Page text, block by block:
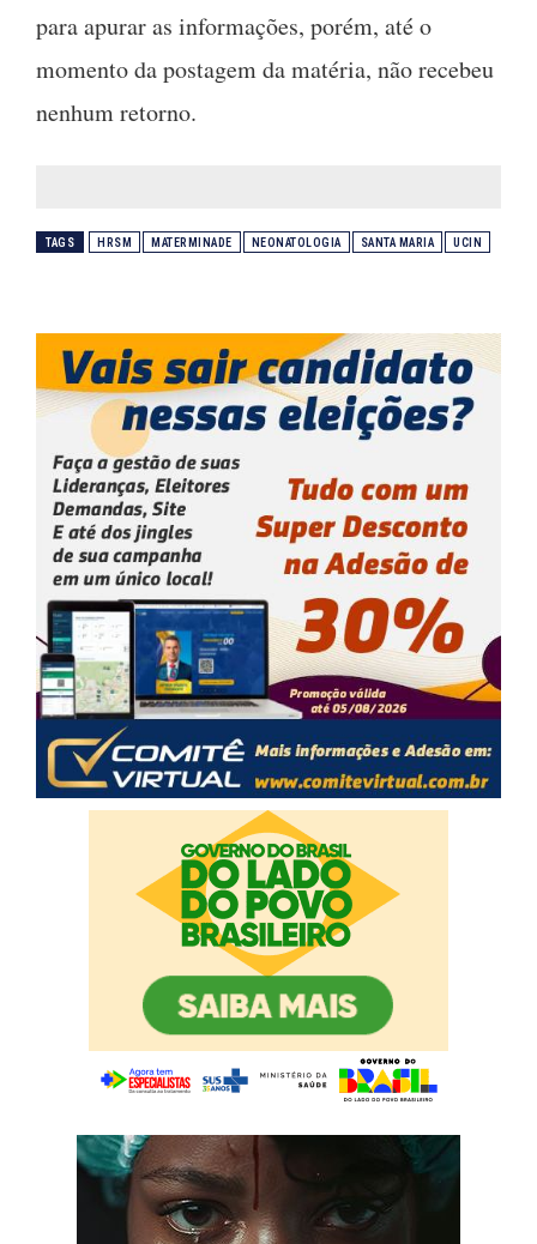
para apurar as informações, porém, até o
momento da postagem da matéria, não recebeu
nenhum retorno.
TAGS HRSM MATERMINADE NEONATOLOGIA SANTA MARIA UCIN